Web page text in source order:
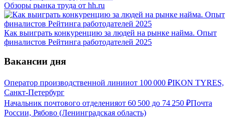
Обзоры рынка труда от hh.ru
Как выиграть конкуренцию за людей на рынке найма. Опыт
финалистов Рейтинга работодателей 2025
Вакансии дня
Оператор производственной линииот 100 000 ₽IKON TYRES,
Санкт-Петербург
Начальник почтового отделенияот 60 500 до 74 250 ₽Почта
России, Рябово (Ленинградская область)